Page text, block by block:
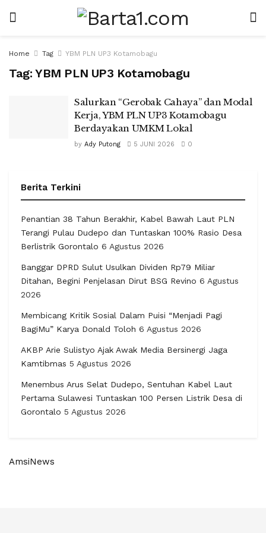
Home Tag YBM PLN UP3 Kotamobagu
Tag: YBM PLN UP3 Kotamobagu
Salurkan “Gerobak Cahaya” dan Modal
Kerja, YBM PLN UP3 Kotamobagu
Berdayakan UMKM Lokal
by Ady Putong 5 JUNI 2026 0
Berita Terkini
Penantian 38 Tahun Berakhir, Kabel Bawah Laut PLN
Terangi Pulau Dudepo dan Tuntaskan 100% Rasio Desa
Berlistrik Gorontalo 6 Agustus 2026
Banggar DPRD Sulut Usulkan Dividen Rp79 Miliar
Ditahan, Begini Penjelasan Dirut BSG Revino 6 Agustus
2026
Membicang Kritik Sosial Dalam Puisi “Menjadi Pagi
BagiMu” Karya Donald Toloh 6 Agustus 2026
AKBP Arie Sulistyo Ajak Awak Media Bersinergi Jaga
Kamtibmas 5 Agustus 2026
Menembus Arus Selat Dudepo, Sentuhan Kabel Laut
Pertama Sulawesi Tuntaskan 100 Persen Listrik Desa di
Gorontalo 5 Agustus 2026
AmsiNews